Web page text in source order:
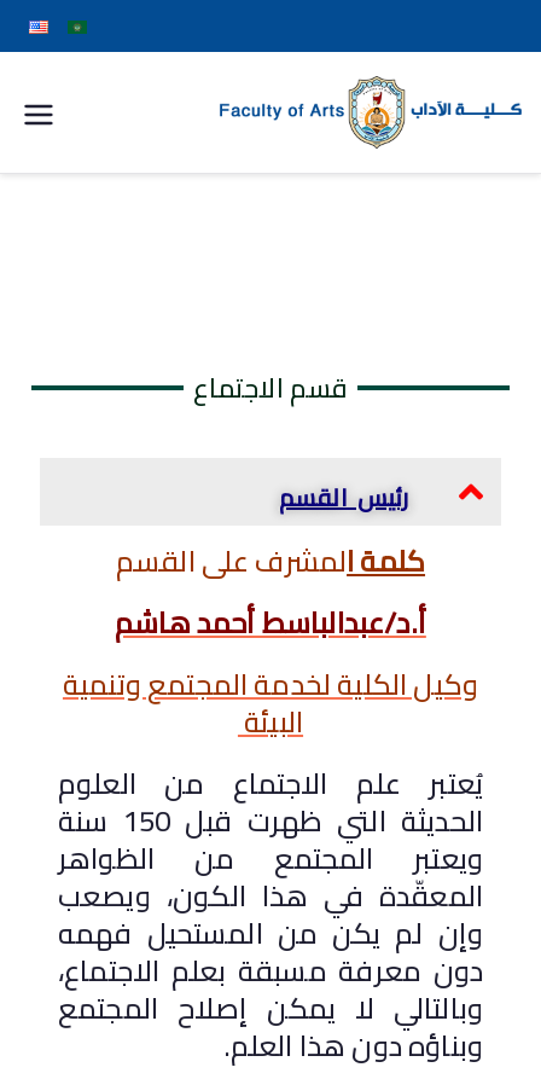
قسم الاجتماع
رئيس القسم
كلمة المشرف على القسم
أ.د/عبدالباسط أحمد هاشم
وكيل الكلية لخدمة المجتمع وتنمية
البيئة
يُعتبر علم الاجتماع من العلوم
الحديثة التي ظهرت قبل 150 سنة
ويعتبر المجتمع من الظواهر
المعقّدة في هذا الكون، ويصعب
وإن لم يكن من المستحيل فهمه
دون معرفة مسبقة بعلم الاجتماع،
وبالتالي لا يمكن إصلاح المجتمع
وبناؤه دون هذا العلم.